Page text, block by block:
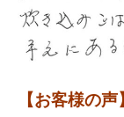
【お客様の声